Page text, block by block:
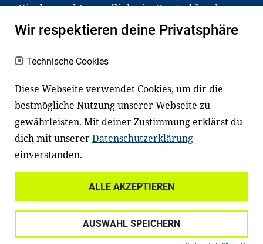
Kinder und Jugendliche in Deutschland
haben aber große Schwierigkeiten dabei.
an Familien sowie an Erzieher*innen,
Lehrer*innen und andere
Fachexpert*innen. Dafür arbeiten wir eng
mit Ministerien, wissenschaftlichen
Einrichtungen, Verbänden, Unternehmen
und anderen Stiftungen zusammen.
Datenschutz
Haftungsausschluss
Impressum
Wir respektieren deine Privatsphäre
Technische Cookies
Diese Webseite verwendet Cookies, um dir die
bestmögliche Nutzung unserer Webseite zu
gewährleisten. Mit deiner Zustimmung erklärst du
dich mit unsererDatenschutzerklärung
einverstanden.
ALLE AKZEPTIEREN
AUSWAHL SPEICHERN